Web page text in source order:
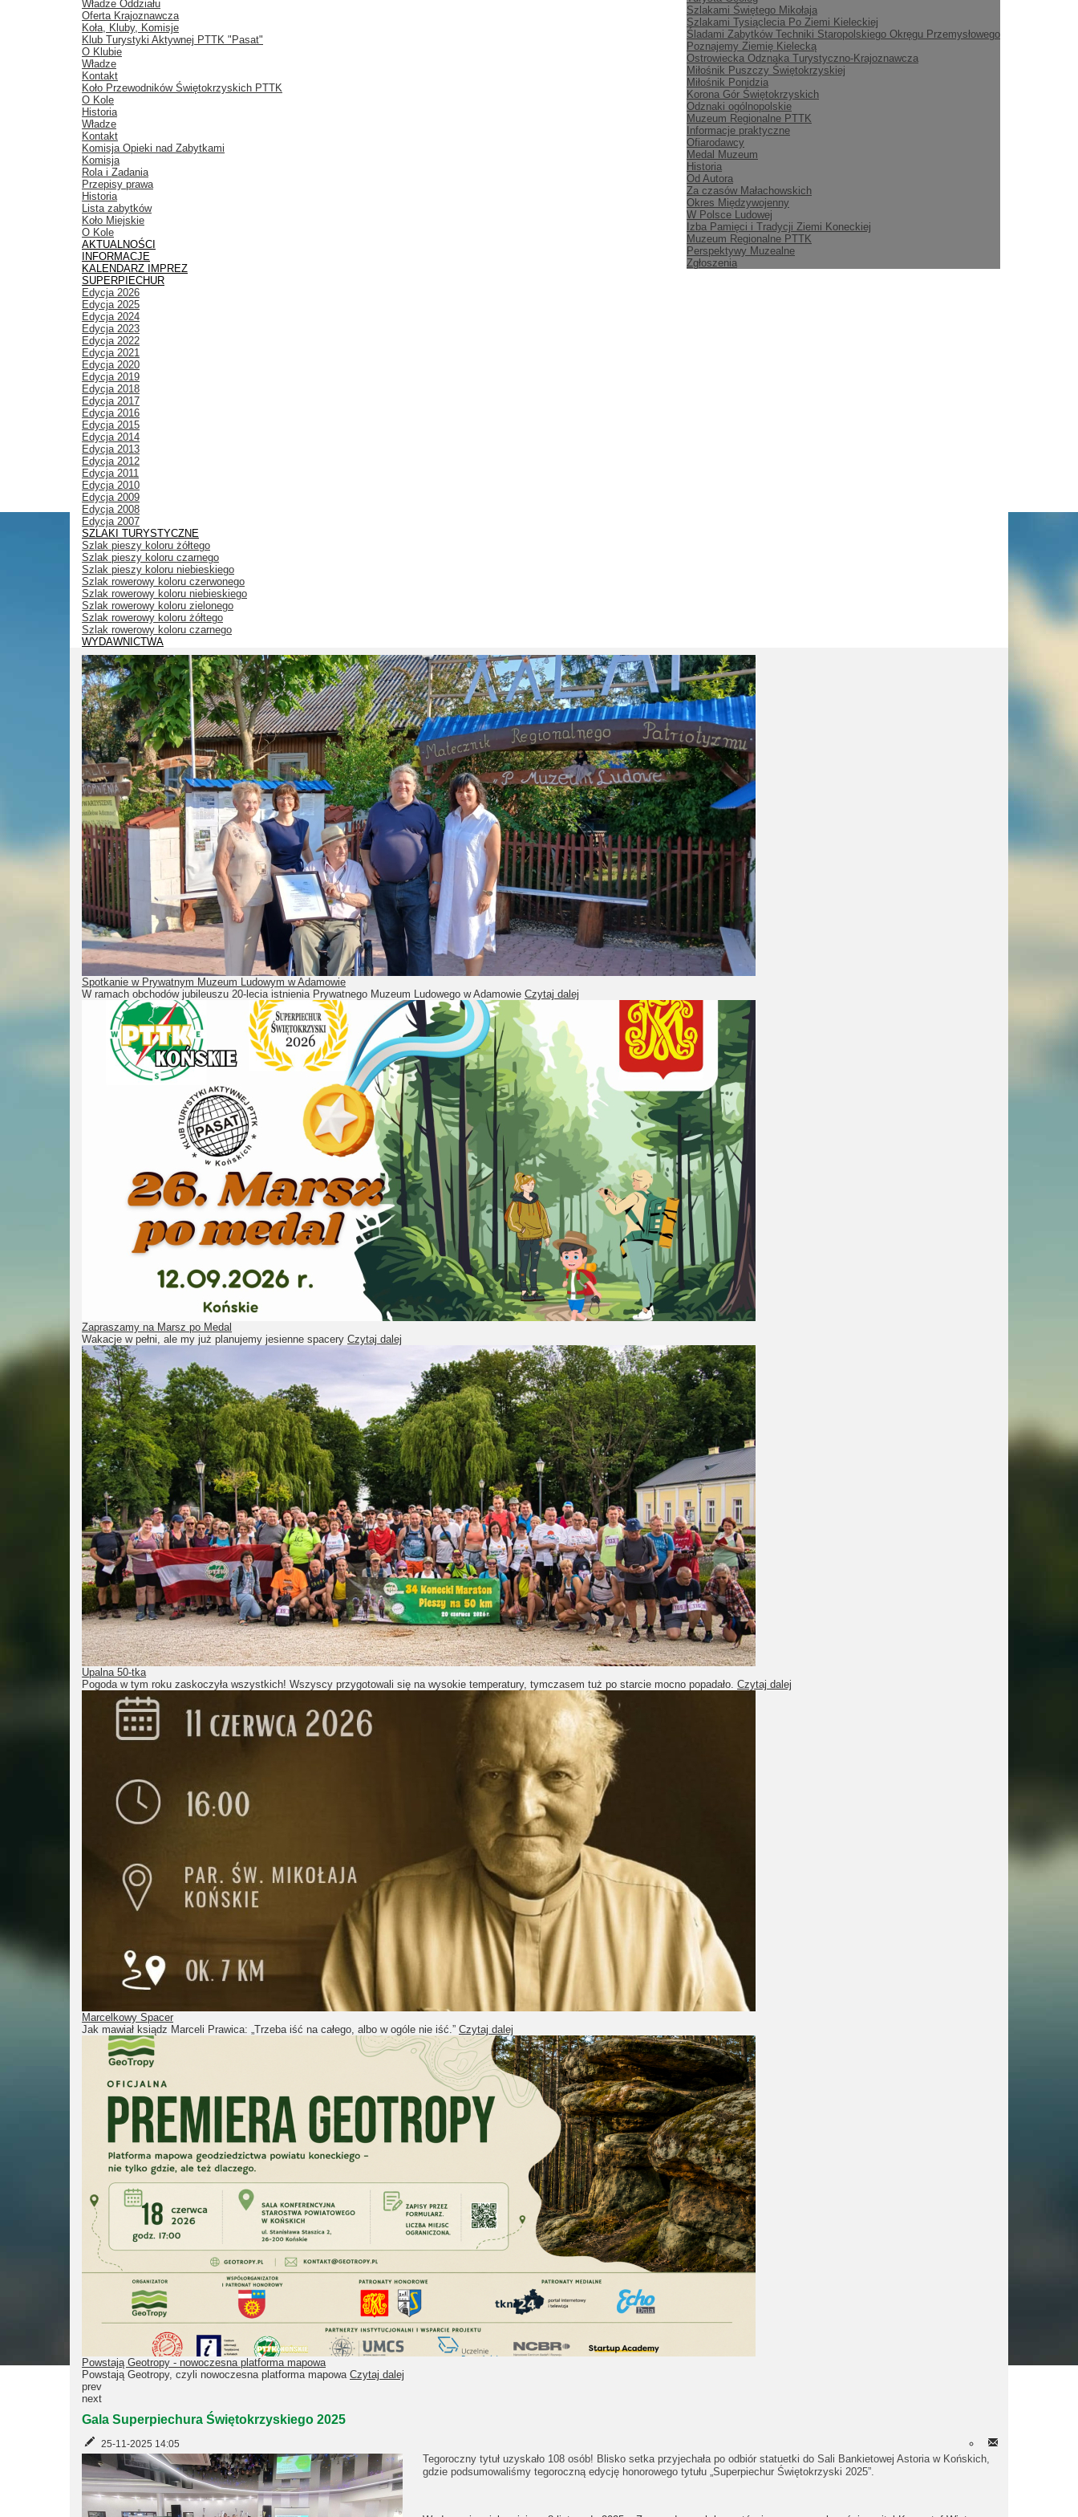
Szlakami Świętego Mikołaja
Szlakami Tysiąclecia Po Ziemi Kieleckiej
Śladami Zabytków Techniki Staropolskiego Okręgu Przemysłowego
Poznajemy Ziemię Kielecką
Ostrowiecka Odznaka Turystyczno-Krajoznawcza
Miłośnik Puszczy Świętokrzyskiej
Miłośnik Ponidzia
Korona Gór Świętokrzyskich
Odznaki ogólnopolskie
Muzeum Regionalne PTTK
Informacje praktyczne
Ofiarodawcy
Medal Muzeum
Historia
Od Autora
Za czasów Małachowskich
Okres Międzywojenny
W Polsce Ludowej
Izba Pamięci i Tradycji Ziemi Koneckiej
Muzeum Regionalne PTTK
Perspektywy Muzealne
Zgłoszenia
Władze Oddziału
Oferta Krajoznawcza
Koła, Kluby, Komisje
Klub Turystyki Aktywnej PTTK "Pasat"
O Klubie
Władze
Kontakt
Koło Przewodników Świętokrzyskich PTTK
O Kole
Historia
Władze
Kontakt
Komisja Opieki nad Zabytkami
Komisja
Rola i Zadania
Przepisy prawa
Historia
Lista zabytków
Koło Miejskie
O Kole
AKTUALNOŚCI
INFORMACJE
KALENDARZ IMPREZ
SUPERPIECHUR
Edycja 2026
Edycja 2025
Edycja 2024
Edycja 2023
Edycja 2022
Edycja 2021
Edycja 2020
Edycja 2019
Edycja 2018
Edycja 2017
Edycja 2016
Edycja 2015
Edycja 2014
Edycja 2013
Edycja 2012
Edycja 2011
Edycja 2010
Edycja 2009
Edycja 2008
Edycja 2007
SZLAKI TURYSTYCZNE
Szlak pieszy koloru żółtego
Szlak pieszy koloru czarnego
Szlak pieszy koloru niebieskiego
Szlak rowerowy koloru czerwonego
Szlak rowerowy koloru niebieskiego
Szlak rowerowy koloru zielonego
Szlak rowerowy koloru żółtego
Szlak rowerowy koloru czarnego
WYDAWNICTWA
Spotkanie w Prywatnym Muzeum Ludowym w Adamowie
W ramach obchodów jubileuszu 20-lecia istnienia Prywatnego Muzeum Ludowego w Adamowie Czytaj dalej
Zapraszamy na Marsz po Medal
Wakacje w pełni, ale my już planujemy jesienne spacery Czytaj dalej
Upalna 50-tka
Pogoda w tym roku zaskoczyła wszystkich! Wszyscy przygotowali się na wysokie temperatury, tymczasem tuż po starcie mocno popadało. Czytaj dalej
Marcelkowy Spacer
Jak mawiał ksiądz Marceli Prawica: „Trzeba iść na całego, albo w ogóle nie iść.” Czytaj dalej
Powstają Geotropy - nowoczesna platforma mapowa
Powstają Geotropy, czyli nowoczesna platforma mapowa Czytaj dalej
prev
next
Gala Superpiechura Świętokrzyskiego 2025
25-11-2025 14:05
Tegoroczny tytuł uzyskało 108 osób! Blisko setka przyjechała po odbiór statuetki do Sali Bankietowej Astoria w Końskich,
gdzie podsumowaliśmy tegoroczną edycję honorowego tytułu „Superpiechur Świętokrzyski 2025”.